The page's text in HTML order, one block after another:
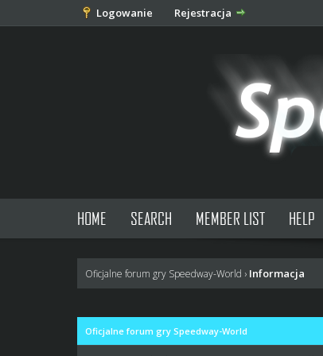
Logowanie Rejestracja
HOME SEARCH MEMBER LIST HELP
Oficjalne forum gry Speedway-World › Informacja
Oficjalne forum gry Speedway-World